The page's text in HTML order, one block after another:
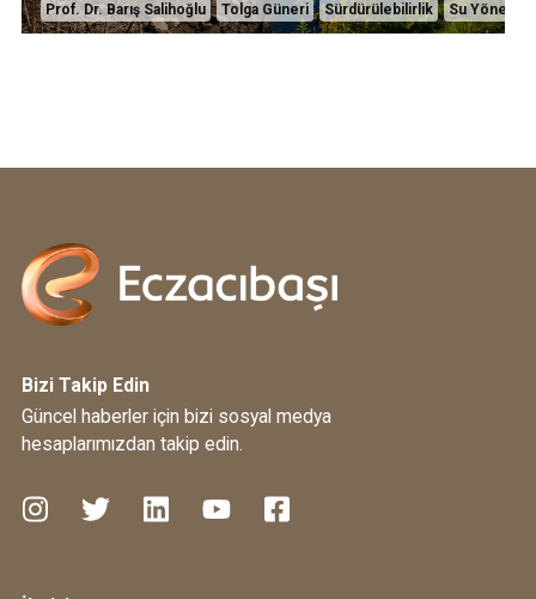
Prof. Dr. Barış Salihoğlu Tolga Güneri Sürdürülebilirlik Su Yönetimi
Bizi Takip Edin
Güncel haberler için bizi sosyal medya
hesaplarımızdan takip edin.